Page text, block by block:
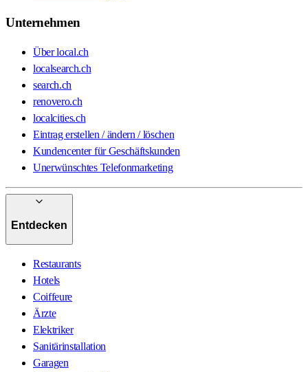
Unternehmen
Über local.ch
localsearch.ch
search.ch
renovero.ch
localcities.ch
Eintrag erstellen / ändern / löschen
Kundencenter für Geschäftskunden
Unerwünschtes Telefonmarketing
Entdecken
Restaurants
Hotels
Coiffeure
Ärzte
Elektriker
Sanitärinstallation
Garagen